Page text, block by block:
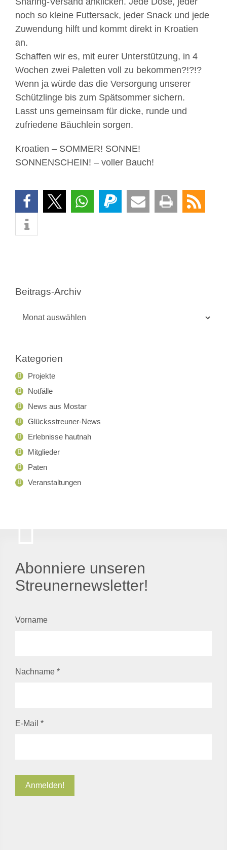
noch so kleine Futtersack, jeder Snack und jede
Zuwendung hilft und kommt direkt in Kroatien
an.
Schaffen wir es, mit eurer Unterstützung, in 4
Wochen zwei Paletten voll zu bekommen?!?!?
Wenn ja würde das die Versorgung unserer
Schützlinge bis zum Spätsommer sichern.
Lasst uns gemeinsam für dicke, runde und
zufriedene Bäuchlein sorgen.
Kroatien – SOMMER! SONNE!
SONNENSCHEIN! – voller Bauch!
Beitrags-Archiv
Kategorien
Projekte
Notfälle
News aus Mostar
Glücksstreuner-News
Erlebnisse hautnah
Mitglieder
Paten
Veranstaltungen
Abonniere unseren
Streunernewsletter!
Vorname
Nachname *
E-Mail *